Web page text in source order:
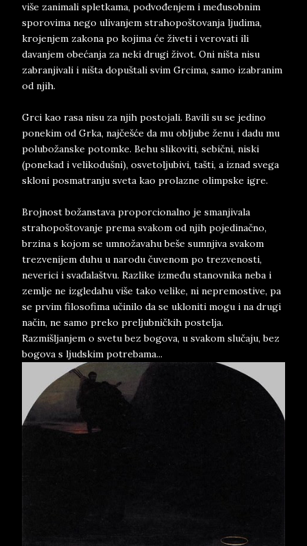
više zanimali spletkama, podvođenjem i međusobnim
sporovima nego ulivanjem strahopoštovanja ljudima,
krojenjem zakona po kojima će živeti i verovati ili
davanjem obećanja za neki drugi život. Oni ništa nisu
zabranjivali i ništa dopuštali svim Grcima, samo izabranim
od njih.
Grci kao rasa nisu za njih postojali. Bavili su se jedino
ponekim od Grka, najčešće da mu obljube ženu i dadu mu
polubožanske potomke. Behu slikoviti, sebični, niski
(ponekad i velikodušni), osvetoljubivi, tašti, a iznad svega
skloni posmatranju sveta kao prolazne olimpske igre.
Brojnost božanstava proporcionalno je smanjivala
strahopoštovanje prema svakom od njih pojedinačno,
brzina s kojom se umnožavahu beše sumnjiva svakom
trezvenijem duhu u narodu čuvenom po trezvenosti,
neverici i svađalaštvu. Razlike između stanovnika neba i
zemlje ne izgledahu više tako velike, ni nepremostive, pa
se prvim filosofima učinilo da se ukloniti mogu i na drugi
način, ne samo preko preljubničkih postelja.
Razmišljanjem o svetu bez bogova, u svakom slučaju, bez
bogova s ljudskim potrebama...